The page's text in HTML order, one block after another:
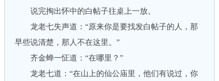
说完掏出怀中的白帖子往桌上一放。
龙老七失声道：“原来你是要找发白帖子的人，那
早些说清楚，那人不在这里。”
齐金蝉一怔道：“在哪里？”
龙老七道：“在山上的仙公庙里，他们有说过，你